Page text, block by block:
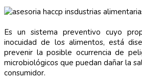
Es un sistema preventivo cuyo
inocuidad de los alimentos, está
prevenir la posible ocurrencia de
microbiológicos que puedan dañar la
consumidor.